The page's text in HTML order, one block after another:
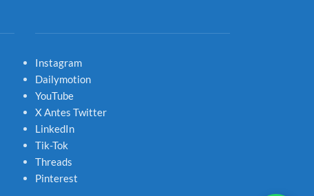
Instagram
Dailymotion
YouTube
X Antes Twitter
LinkedIn
Tik-Tok
Threads
Pinterest